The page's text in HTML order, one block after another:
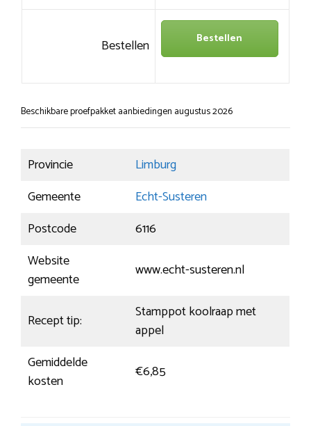
Bestellen Bestellen
Beschikbare proefpakket aanbiedingen augustus 2026
Provincie
Limburg
Gemeente
Echt-Susteren
Postcode
6116
Website
gemeente
www.echt-susteren.nl
Recept tip:
Stamppot koolraap met
appel
Gemiddelde
kosten
€6,85